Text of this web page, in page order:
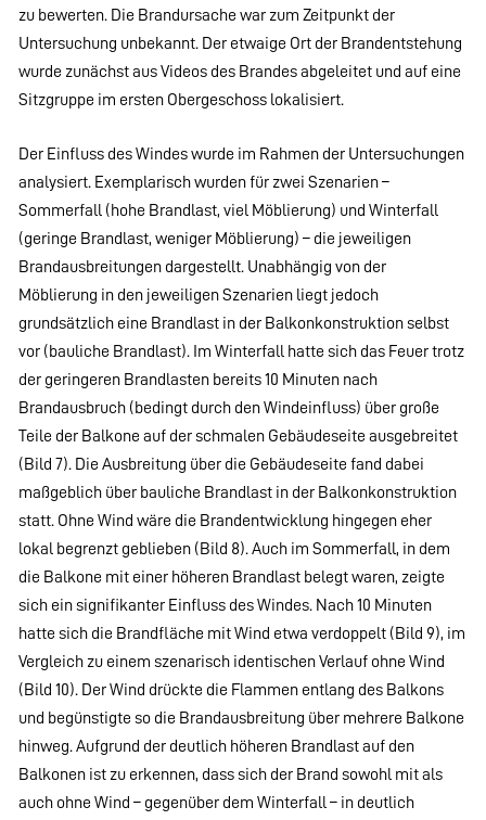
zu bewerten. Die Brandursache war zum Zeitpunkt der
Untersuchung unbekannt. Der etwaige Ort der Brandentstehung
wurde zunächst aus Videos des Brandes abgeleitet und auf eine
Sitzgruppe im ersten Obergeschoss lokalisiert.
Der Einfluss des Windes wurde im Rahmen der Untersuchungen
analysiert. Exemplarisch wurden für zwei Szenarien –
Sommerfall (hohe Brandlast, viel Möblierung) und Winterfall
(geringe Brandlast, weniger Möblierung) – die jeweiligen
Brandausbreitungen dargestellt. Unabhängig von der
Möblierung in den jeweiligen Szenarien liegt jedoch
grundsätzlich eine Brandlast in der Balkonkonstruktion selbst
vor (bauliche Brandlast). Im Winterfall hatte sich das Feuer trotz
der geringeren Brandlasten bereits 10 Minuten nach
Brandausbruch (bedingt durch den Windeinfluss) über große
Teile der Balkone auf der schmalen Gebäudeseite ausgebreitet
(Bild 7). Die Ausbreitung über die Gebäudeseite fand dabei
maßgeblich über bauliche Brandlast in der Balkonkonstruktion
statt. Ohne Wind wäre die Brandentwicklung hingegen eher
lokal begrenzt geblieben (Bild 8). Auch im Sommerfall, in dem
die Balkone mit einer höheren Brandlast belegt waren, zeigte
sich ein signifikanter Einfluss des Windes. Nach 10 Minuten
hatte sich die Brandfläche mit Wind etwa verdoppelt (Bild 9), im
Vergleich zu einem szenarisch identischen Verlauf ohne Wind
(Bild 10). Der Wind drückte die Flammen entlang des Balkons
und begünstigte so die Brandausbreitung über mehrere Balkone
hinweg. Aufgrund der deutlich höheren Brandlast auf den
Balkonen ist zu erkennen, dass sich der Brand sowohl mit als
auch ohne Wind – gegenüber dem Winterfall – in deutlich